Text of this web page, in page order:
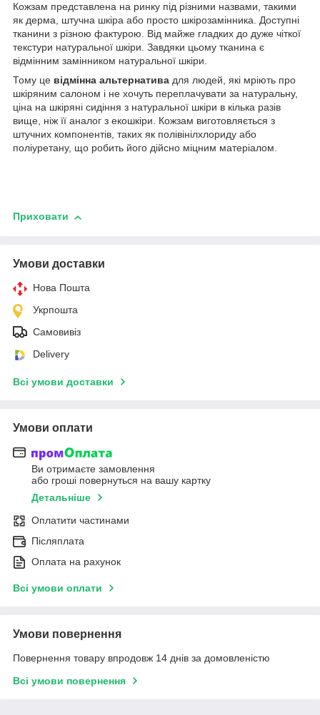
Кожзам представлена на ринку під різними назвами, такими
як дерма, штучна шкіра або просто шкірозамінника. Доступні
тканини з різною фактурою. Від майже гладких до дуже чіткої
текстури натуральної шкіри. Завдяки цьому тканина є
відмінним замінником натуральної шкіри.
Тому це відмінна альтернатива для людей, які мріють про
шкіряним салоном і не хочуть переплачувати за натуральну,
ціна на шкіряні сидіння з натуральної шкіри в кілька разів
вище, ніж її аналог з екошкіри. Кожзам виготовляється з
штучних компонентів, таких як полівінілхлориду або
поліуретану, що робить його дійсно міцним матеріалом.
Приховати
Умови доставки
Нова Пошта
Укрпошта
Самовивіз
Delivery
Всі умови доставки
Умови оплати
Ви отримаєте замовлення
або гроші повернуться на вашу картку
Детальніше
Оплатити частинами
Післяплата
Оплата на рахунок
Всі умови оплати
Умови повернення
Повернення товару впродовж 14 днів за домовленістю
Всі умови повернення